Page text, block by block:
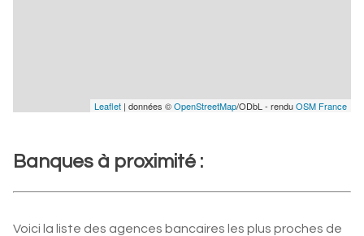
Leaflet | données ©OpenStreetMap/ODbL - renduOSM France
Banques à proximité :
Voici la liste des agences bancaires les plus proches de